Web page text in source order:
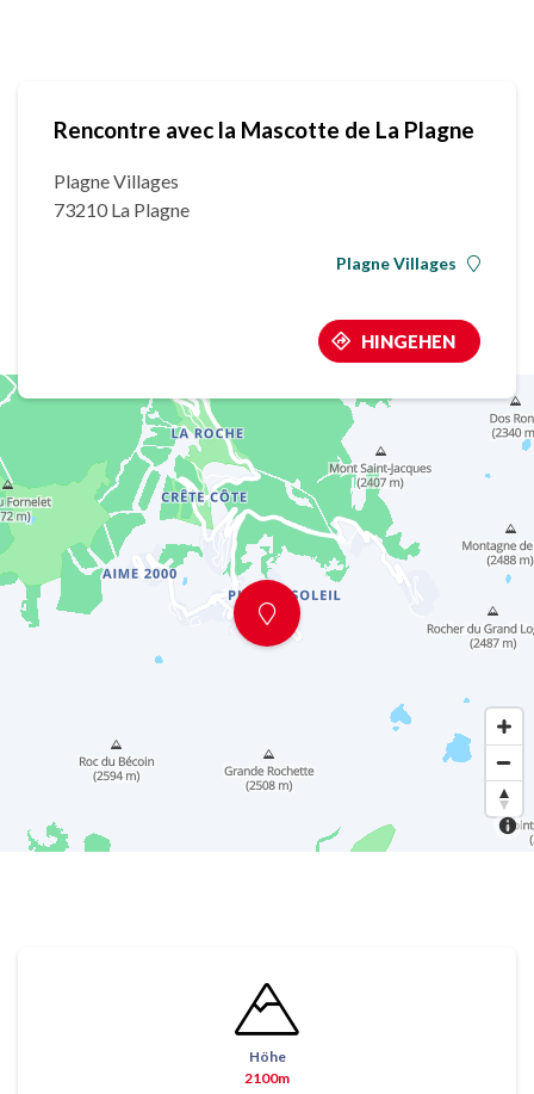
Rencontre avec la Mascotte de La Plagne
Plagne Villages
73210 La Plagne
Plagne Villages
HINGEHEN
Höhe
2100m